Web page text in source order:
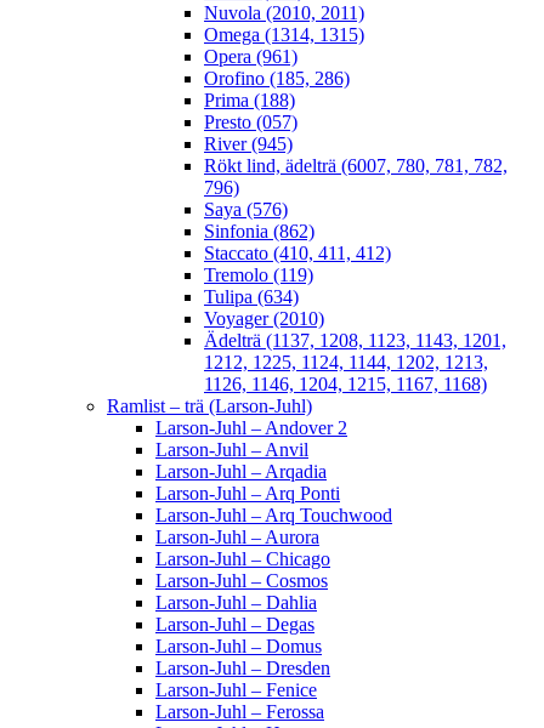
Nuvola (2010, 2011)
Omega (1314, 1315)
Opera (961)
Orofino (185, 286)
Prima (188)
Presto (057)
River (945)
Rökt lind, ädelträ (6007, 780, 781, 782,
796)
Saya (576)
Sinfonia (862)
Staccato (410, 411, 412)
Tremolo (119)
Tulipa (634)
Voyager (2010)
Ädelträ (1137, 1208, 1123, 1143, 1201,
1212, 1225, 1124, 1144, 1202, 1213,
1126, 1146, 1204, 1215, 1167, 1168)
Ramlist – trä (Larson-Juhl)
Larson-Juhl – Andover 2
Larson-Juhl – Anvil
Larson-Juhl – Arqadia
Larson-Juhl – Arq Ponti
Larson-Juhl – Arq Touchwood
Larson-Juhl – Aurora
Larson-Juhl – Chicago
Larson-Juhl – Cosmos
Larson-Juhl – Dahlia
Larson-Juhl – Degas
Larson-Juhl – Domus
Larson-Juhl – Dresden
Larson-Juhl – Fenice
Larson-Juhl – Ferossa